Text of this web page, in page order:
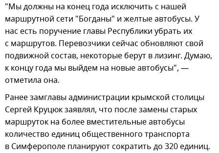
"Мы должны на конец года исключить с нашей
маршрутной сети "Богданы" и желтые автобусы. У
нас есть поручение главы Республики убрать их
с маршрутов. Перевозчики сейчас обновляют свой
подвижной состав, некоторые берут в лизинг. Думаю,
к концу года мы выйдем на новые автобусы", —
отметила она.
Ранее замглавы администрации крымской столицы
Сергей Круцюк заявлял, что после замены старых
маршруток на более вместительные автобусы
количество единиц общественного транспорта
в Симферополе планируют сократить до 320 единиц.